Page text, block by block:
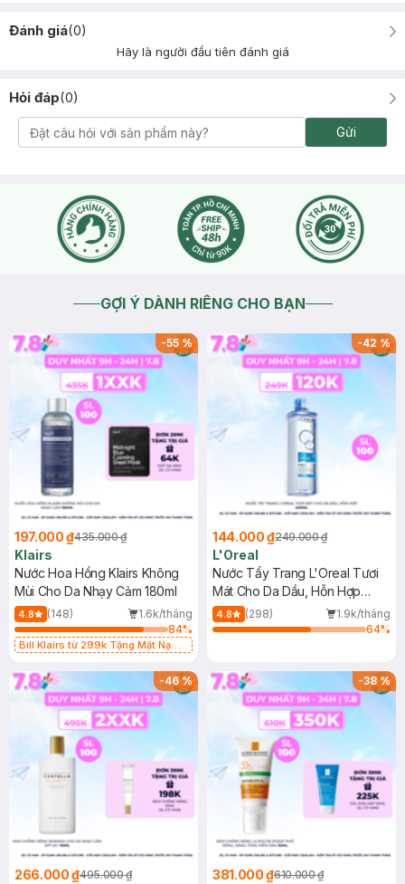
Đánh giá(0)
Hãy là người đầu tiên đánh giá
Hỏi đáp(0)
Gửi
GỢI Ý DÀNH RIÊNG CHO BẠN
-55%
197.000 ₫435.000 ₫
Klairs
Nước Hoa Hồng Klairs Không
Mùi Cho Da Nhạy Cảm 180ml
4.8 (148)
1.6k/tháng
84%
Bill Klairs từ 299k Tặng Mặt Nạ
25ml (SL Có Hạn)
-42%
144.000 ₫249.000 ₫
L'Oreal
Nước Tẩy Trang L'Oreal Tươi
Mát Cho Da Dầu, Hỗn Hợp
400ml
4.8 (298)
1.9k/tháng
64%
-46%
266.000 ₫495.000 ₫
-38%
381.000 ₫610.000 ₫